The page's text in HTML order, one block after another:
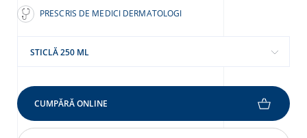
PRESCRIS DE MEDICI DERMATOLOGI
STICLĂ 250 ML
CUMPĂRĂ ONLINE